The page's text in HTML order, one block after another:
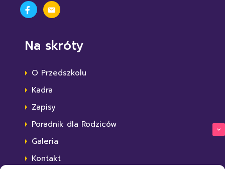
Na skróty
O Przedszkolu
Kadra
Zapisy
Poradnik dla Rodziców
Galeria
Kontakt